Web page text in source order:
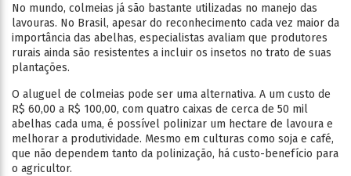
No mundo, colmeias já são bastante utilizadas no manejo das
lavouras. No Brasil, apesar do reconhecimento cada vez maior da
importância das abelhas, especialistas avaliam que produtores
rurais ainda são resistentes a incluir os insetos no trato de suas
plantações.
O aluguel de colmeias pode ser uma alternativa. A um custo de
R$ 60,00 a R$ 100,00, com quatro caixas de cerca de 50 mil
abelhas cada uma, é possível polinizar um hectare de lavoura e
melhorar a produtividade. Mesmo em culturas como soja e café,
que não dependem tanto da polinização, há custo-benefício para
o agricultor.